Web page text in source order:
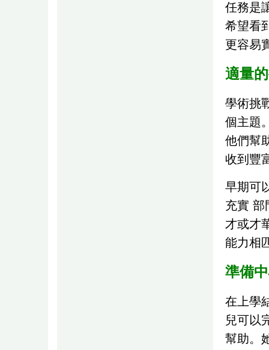
任務是
希望看
更容易
適量
學術挑
個主題
他們幫
收到豐
早期可
充實 部
才或才
能力相
準備
在上學
兒可以
幫助。